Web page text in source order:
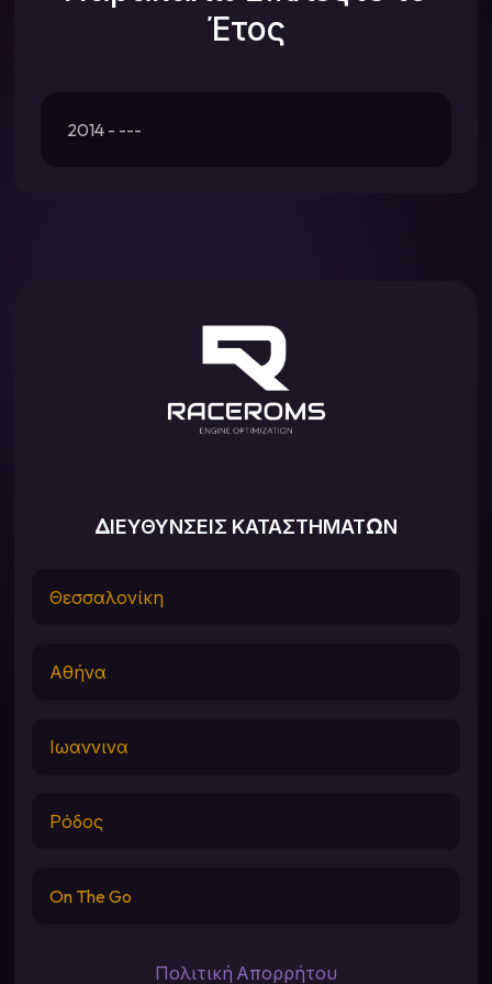
Έτος
2014 - ---
ΔΙΕΥΘΥΝΣΕΙΣ ΚΑΤΑΣΤΗΜΑΤΩΝ
Θεσσαλονίκη
Αθήνα
Ιωαννινα
Ρόδος
On The Go
Πολιτική Απορρήτου